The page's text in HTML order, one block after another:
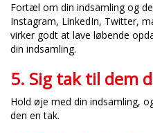
Fortæl om din indsamling og
Instagram, LinkedIn, Twitter,
virker godt at lave løbende
din indsamling.
5. Sig tak til dem
Hold øje med din indsamling,
den en tak.